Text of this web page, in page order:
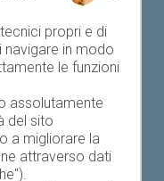
lunedì
propri e di
navigare in modo
le funzioni
assolutamente
del sito
a migliorare la
attraverso dati